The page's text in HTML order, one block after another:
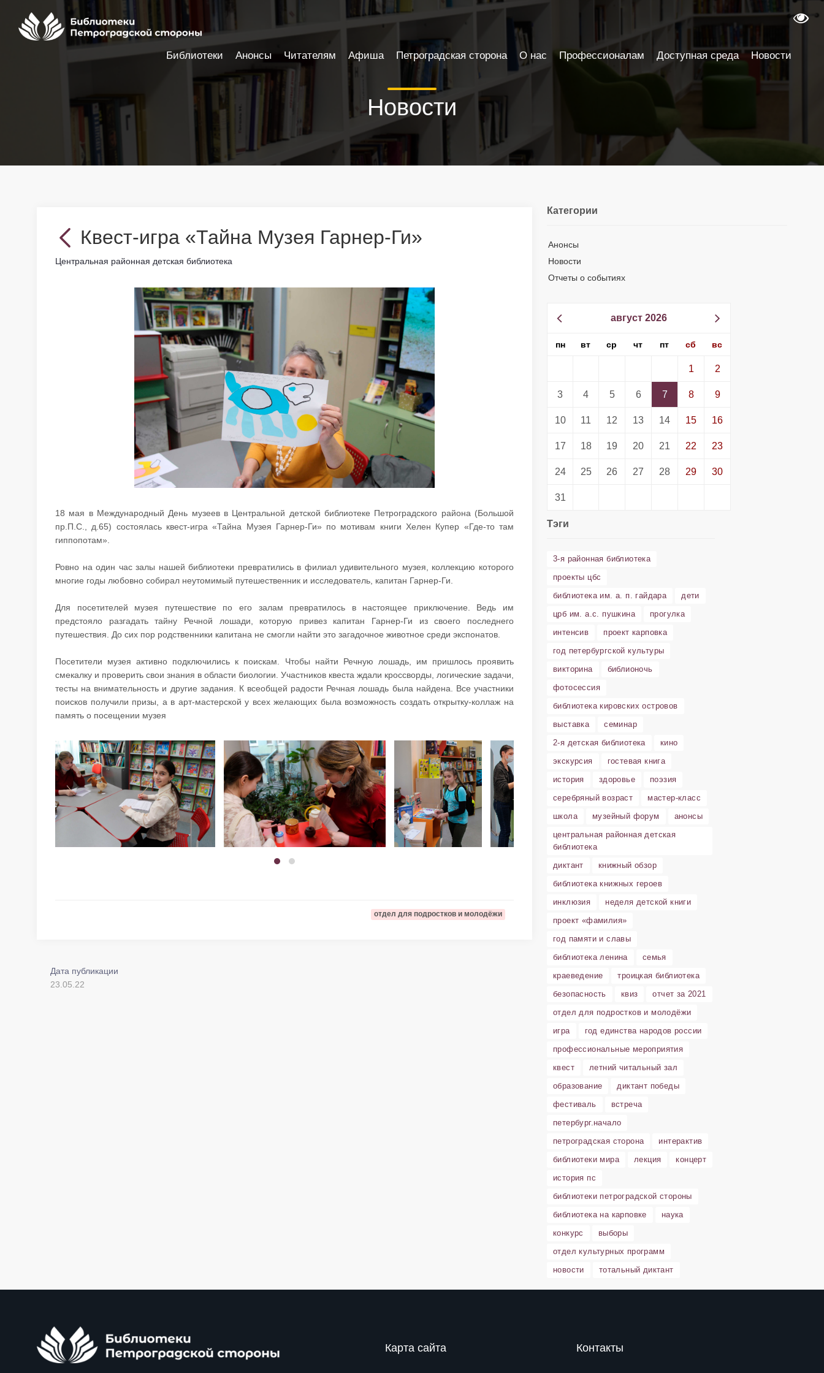
Новости
Квест-игра «Тайна Музея Гарнер-Ги»
Центральная районная детская библиотека
18 мая в Международный День музеев в Центральной детской библиотеке Петроградского района (Большой
пр.П.С., д.65) состоялась квест-игра «Тайна Музея Гарнер-Ги» по мотивам книги Хелен Купер «Где-то там
гиппопотам».
Ровно на один час залы нашей библиотеки превратились в филиал удивительного музея, коллекцию которого
многие годы любовно собирал неутомимый путешественник и исследователь, капитан Гарнер-Ги.
Для посетителей музея путешествие по его залам превратилось в настоящее приключение. Ведь им
предстояло разгадать тайну Речной лошади, которую привез капитан Гарнер-Ги из своего последнего
путешествия. До сих пор родственники капитана не смогли найти это загадочное животное среди экспонатов.
Посетители музея активно подключились к поискам. Чтобы найти Речную лошадь, им пришлось проявить
смекалку и проверить свои знания в области биологии. Участников квеста ждали кроссворды, логические задачи,
тесты на внимательность и другие задания. К всеобщей радости Речная лошадь была найдена. Все участники
поисков получили призы, а в арт-мастерской у всех желающих была возможность создать открытку-коллаж на
память о посещении музея
отдел для подростков и молодёжи
Дата публикации
23.05.22
Категории
Анонсы
Новости
Отчеты о событиях
август 2026
пн вт ср чт пт сб вс
1 2
3 4 5 6 7 8 9
10 11 12 13 14 15 16
17 18 19 20 21 22 23
24 25 26 27 28 29 30
31
Тэги
3-я районная библиотека
проекты цбс
библиотека им. а. п. гайдара
дети
црб им. а.с. пушкина
прогулка
интенсив
проект карповка
год петербургской культуры
викторина
библионочь
фотосессия
библиотека кировских островов
выставка
семинар
2-я детская библиотека
кино
экскурсия
гостевая книга
история
здоровье
поэзия
серебряный возраст
мастер-класс
школа
музейный форум
анонсы
центральная районная детская
библиотека
диктант
книжный обзор
библиотека книжных героев
инклюзия
неделя детской книги
проект «фамилия»
год памяти и славы
библиотека ленина
семья
краеведение
троицкая библиотека
безопасность
квиз
отчет за 2021
отдел для подростков и молодёжи
игра
год единства народов россии
профессиональные мероприятия
квест
летний читальный зал
образование
диктант победы
фестиваль
встреча
петербург.начало
петроградская сторона
интерактив
библиотеки мира
лекция
концерт
история пс
библиотеки петроградской стороны
библиотека на карповке
наука
конкурс
выборы
отдел культурных программ
новости
тотальный диктант
Карта сайта Контакты
Библиотеки Анонсы Читателям Афиша Петроградская сторона О нас Профессионалам Доступная среда Новости
Настройки доступности